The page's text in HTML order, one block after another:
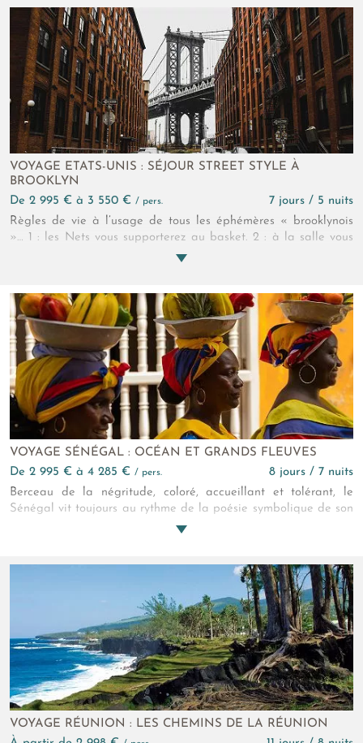
VOYAGE ETATS-UNIS : SÉJOUR STREET STYLE À
BROOKLYN
de 2 995 € à 3 550 € / pers.
7 jours / 5 nuits
Règles de vie à l’usage de tous les éphémères « brooklynois
»… 1 : les Nets vous supporterez au basket. 2 : à la salle vous
irez boxer. 3 : au street-art vous vous essayerez. 4 : depuis un
cependant pas à traverser pour vous initier à la culture
urbaine d’autres quartiers new-yorkais !
VOYAGE SÉNÉGAL : OCÉAN ET GRANDS FLEUVES
de 2 995 € à 4 285 € / pers.
8 jours / 7 nuits
Berceau de la négritude, coloré, accueillant et tolérant, le
Sénégal vit toujours au rythme de la poésie symbolique de son
Prince des Poètes, Leopold Sédar Senghor. Les différences y
VOYAGE RÉUNION : LES CHEMINS DE LA RÉUNION